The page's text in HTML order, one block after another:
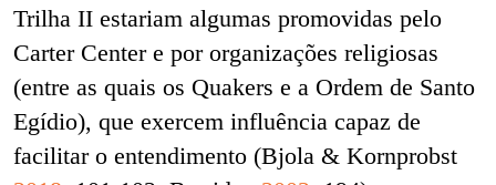
Trilha II estariam algumas promovidas pelo
Carter Center e por organizações religiosas
(entre as quais os Quakers e a Ordem de Santo
Egídio), que exercem influência capaz de
facilitar o entendimento (Bjola & Kornprobst